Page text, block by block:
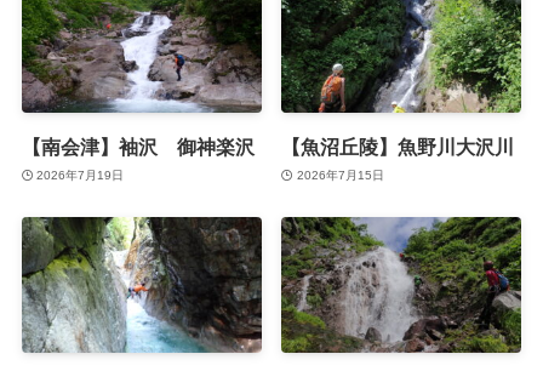
【南会津】袖沢 御神楽沢
2026年7月19日
【魚沼丘陵】魚野川大沢川
2026年7月15日